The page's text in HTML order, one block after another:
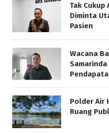
Tak Cukup
Diminta
Pasien
Wacana
Polder Air
Ruang